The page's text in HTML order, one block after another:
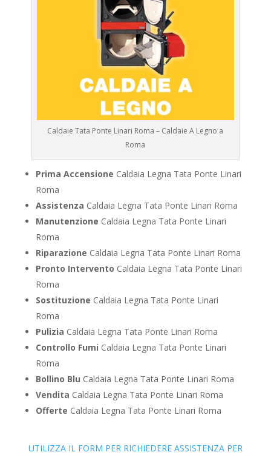
Caldaie Tata Ponte Linari Roma – Caldaie A Legno a
Roma
Prima Accensione Caldaia Legna Tata Ponte Linari
Roma
Assistenza Caldaia Legna Tata Ponte Linari Roma
Manutenzione Caldaia Legna Tata Ponte Linari
Roma
Riparazione Caldaia Legna Tata Ponte Linari Roma
Pronto Intervento Caldaia Legna Tata Ponte Linari
Roma
Sostituzione Caldaia Legna Tata Ponte Linari
Roma
Pulizia Caldaia Legna Tata Ponte Linari Roma
Controllo Fumi Caldaia Legna Tata Ponte Linari
Roma
Bollino Blu Caldaia Legna Tata Ponte Linari Roma
Vendita Caldaia Legna Tata Ponte Linari Roma
Offerte Caldaia Legna Tata Ponte Linari Roma
UTILIZZA IL FORM PER RICHIEDERE ASSISTENZA PER